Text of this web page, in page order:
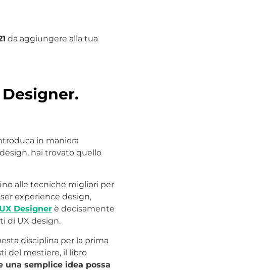
da aggiungere alla tua
in maniera
hai trovato quello
alle tecniche migliori per
experience design,
Designer è decisamente
di UX design.
disciplina per la prima
del mestiere, il libro
una semplice idea possa